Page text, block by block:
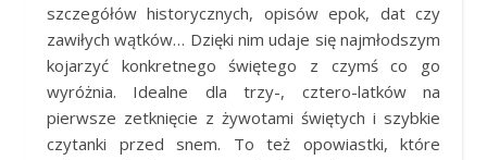
szczegółów historycznych, opisów epok, dat czy
zawiłych wątków… Dzięki nim udaje się najmłodszym
kojarzyć konkretnego świętego z czymś co go
wyróżnia. Idealne dla trzy-, cztero-latków na
pierwsze zetknięcie z żywotami świętych i szybkie
czytanki przed snem. To też opowiastki, które